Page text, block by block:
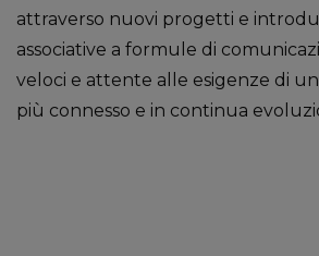
attraverso nuovi progetti e
associative a formule di
veloci e attente alle esigenze di
più connesso e in continua